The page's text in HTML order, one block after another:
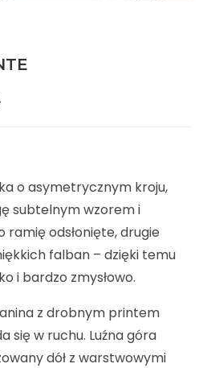
o asymetrycznym kroju,
subtelnym wzorem i
odsłonięte, drugie
falban – dzięki temu
i bardzo zmysłowo.
z drobnym printem
się w ruchu. Luźna góra
dół z warstwowymi